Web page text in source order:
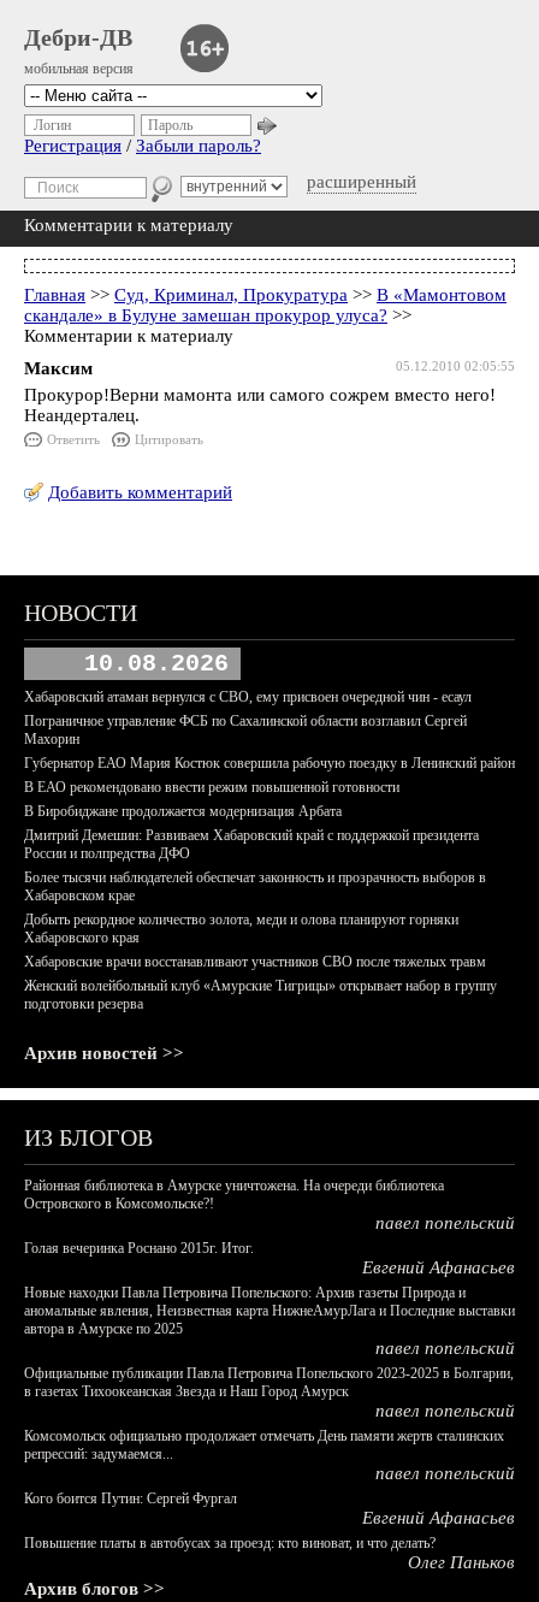
Дебри-ДВ
мобильная версия
расширенный
Логин Пароль
Регистрация / Забыли пароль?
Комментарии к материалу
Главная >> Суд, Криминал, Прокуратура >> В «Мамонтовом
скандале» в Булуне замешан прокурор улуса? >>
Комментарии к материалу
05.12.2010 02:05:55
Максим
Прокурор!Верни мамонта или самого сожрем вместо него!
Неандерталец.
Ответить Цитировать
Добавить комментарий
НОВОСТИ
10.08.2026
Хабаровский атаман вернулся с СВО, ему присвоен очередной чин - есаул
Пограничное управление ФСБ по Сахалинской области возглавил Сергей
Махорин
Губернатор ЕАО Мария Костюк совершила рабочую поездку в Ленинский район
В ЕАО рекомендовано ввести режим повышенной готовности
В Биробиджане продолжается модернизация Арбата
Дмитрий Демешин: Развиваем Хабаровский край с поддержкой президента
России и полпредства ДФО
Более тысячи наблюдателей обеспечат законность и прозрачность выборов в
Хабаровском крае
Добыть рекордное количество золота, меди и олова планируют горняки
Хабаровского края
Хабаровские врачи восстанавливают участников СВО после тяжелых травм
Женский волейбольный клуб «Амурские Тигрицы» открывает набор в группу
подготовки резерва
Архив новостей >>
ИЗ БЛОГОВ
Районная библиотека в Амурске уничтожена. На очереди библиотека
Островского в Комсомольске?!
павел попельский
Голая вечеринка Роснано 2015г. Итог.
Евгений Афанасьев
Новые находки Павла Петровича Попельского: Архив газеты Природа и
аномальные явления, Неизвестная карта НижнеАмурЛага и Последние выставки
автора в Амурске по 2025
павел попельский
Официальные публикации Павла Петровича Попельского 2023-2025 в Болгарии,
в газетах Тихоокеанская Звезда и Наш Город Амурск
павел попельский
Комсомольск официально продолжает отмечать День памяти жертв сталинских
репрессий: задумаемся...
павел попельский
Кого боится Путин: Сергей Фургал
Евгений Афанасьев
Повышение платы в автобусах за проезд: кто виноват, и что делать?
Олег Паньков
Архив блогов >>